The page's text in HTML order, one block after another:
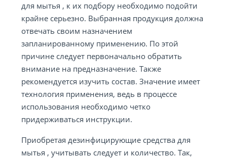
для мытья , к их подбору необходимо подойти
крайне серьезно. Выбранная продукция должна
отвечать своим назначением
запланированному применению. По этой
причине следует первоначально обратить
внимание на предназначение. Также
рекомендуется изучить состав. Значение имеет
технология применения, ведь в процессе
использования необходимо четко
придерживаться инструкции.
Приобретая дезинфицирующие средства для
мытья , учитывать следует и количество. Так,